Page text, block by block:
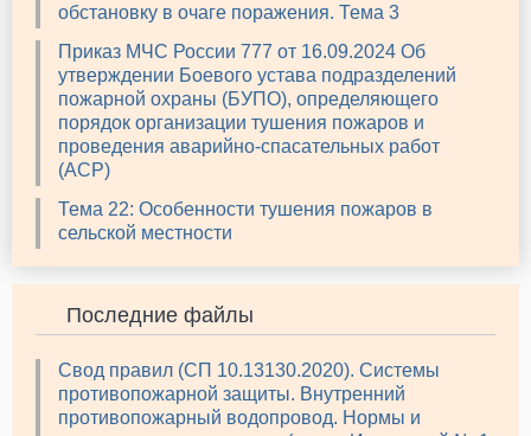
обстановку в очаге поражения. Тема 3
Приказ МЧС России 777 от 16.09.2024 Об
утверждении Боевого устава подразделений
пожарной охраны (БУПО), определяющего
порядок организации тушения пожаров и
проведения аварийно-спасательных работ
(АСР)
Тема 22: Особенности тушения пожаров в
сельской местности
Последние файлы
Свод правил (СП 10.13130.2020). Системы
противопожарной защиты. Внутренний
противопожарный водопровод. Нормы и